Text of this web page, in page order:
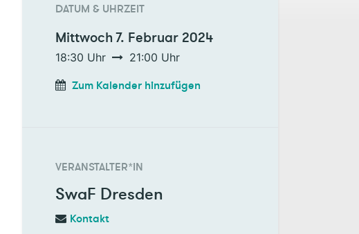
DATUM & UHRZEIT
Mittwoch7. Februar 2024
18:30 Uhr 21:00 Uhr
Zum Kalender hinzufügen
VERANSTALTER*IN
SwaF Dresden
Kontakt